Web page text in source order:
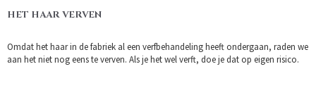
HET HAAR VERVEN
Omdat het haar in de fabriek al een verfbehandeling heeft ondergaan, raden we
aan het niet nog eens te verven. Als je het wel verft, doe je dat op eigen risico.